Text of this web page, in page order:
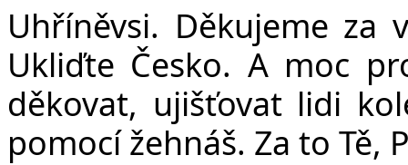
Uhříněvsi. Děkujeme za
Ukliďte Česko. A moc
děkovat, ujišťovat lidi
pomocí žehnáš. Za to Tě,